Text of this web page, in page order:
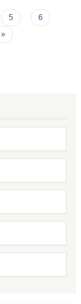
5
6
»